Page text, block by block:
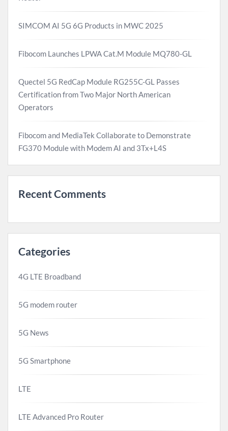
SIMCOM AI 5G 6G Products in MWC 2025
Fibocom Launches LPWA Cat.M Module MQ780-GL
Quectel 5G RedCap Module RG255C-GL Passes
Certification from Two Major North American
Operators
Fibocom and MediaTek Collaborate to Demonstrate
FG370 Module with Modem AI and 3Tx+L4S
Recent Comments
Categories
4G LTE Broadband
5G modem router
5G News
5G Smartphone
LTE
LTE Advanced Pro Router